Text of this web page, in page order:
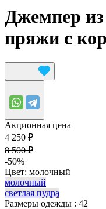
Джемпер
пряжи с
Акционная цена
4 250 ₽
8 500 ₽
-50%
Цвет: молочный
молочный
светлая пудра
Размеры одежды : 42